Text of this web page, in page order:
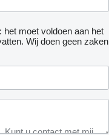
het moet voldoen aan het
Wij doen geen zaken